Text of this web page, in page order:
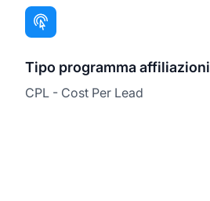
Tipo programma affiliazioni
CPL - Cost Per Lead